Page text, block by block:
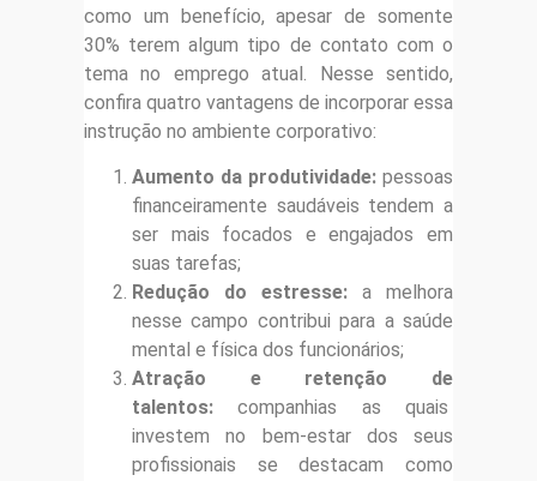
como um benefício, apesar de somente
30% terem algum tipo de contato com o
tema no emprego atual. Nesse sentido,
confira quatro vantagens de incorporar essa
instrução no ambiente corporativo:
Aumento da produtividade: pessoas
financeiramente saudáveis tendem a
ser mais focados e engajados em
suas tarefas;
Redução do estresse: a melhora
nesse campo contribui para a saúde
mental e física dos funcionários;
Atração e retenção de
talentos: companhias as quais
investem no bem-estar dos seus
profissionais se destacam como